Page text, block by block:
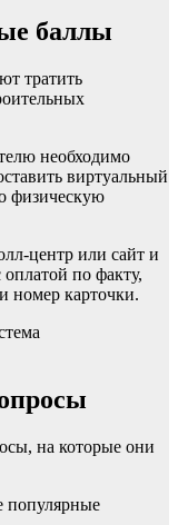
баллы
тратить
необходимо
виртуальный
физическую
центр или сайт и
по факту,
номер карточки.
на которые они
популярные